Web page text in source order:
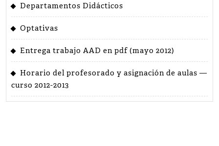
Departamentos Didácticos
Optativas
Entrega trabajo AAD en pdf (mayo 2012)
Horario del profesorado y asignación de aulas —
curso 2012-2013